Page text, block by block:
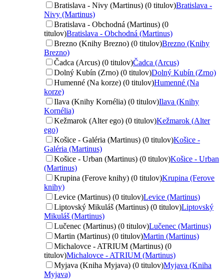
Bratislava - Nivy (Martinus) (0 titulov)Bratislava -
Nivy (Martinus)
Bratislava - Obchodná (Martinus) (0
titulov)Bratislava - Obchodná (Martinus)
Brezno (Knihy Brezno) (0 titulov)Brezno (Knihy
Brezno)
Čadca (Arcus) (0 titulov)Čadca (Arcus)
Dolný Kubín (Zrno) (0 titulov)Dolný Kubín (Zrno)
Humenné (Na korze) (0 titulov)Humenné (Na
korze)
Ilava (Knihy Kornélia) (0 titulov)Ilava (Knihy
Kornélia)
Kežmarok (Alter ego) (0 titulov)Kežmarok (Alter
ego)
Košice - Galéria (Martinus) (0 titulov)Košice -
Galéria (Martinus)
Košice - Urban (Martinus) (0 titulov)Košice - Urban
(Martinus)
Krupina (Ferove knihy) (0 titulov)Krupina (Ferove
knihy)
Levice (Martinus) (0 titulov)Levice (Martinus)
Liptovský Mikuláš (Martinus) (0 titulov)Liptovský
Mikuláš (Martinus)
Lučenec (Martinus) (0 titulov)Lučenec (Martinus)
Martin (Martinus) (0 titulov)Martin (Martinus)
Michalovce - ATRIUM (Martinus) (0
titulov)Michalovce - ATRIUM (Martinus)
Myjava (Kniha Myjava) (0 titulov)Myjava (Kniha
Myjava)